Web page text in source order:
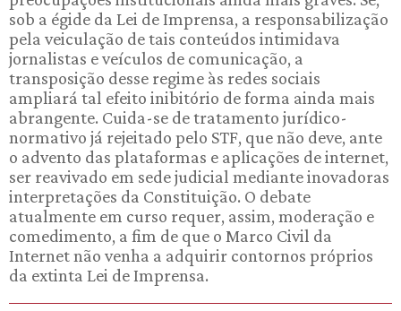
sob a égide da Lei de Imprensa, a responsabilização
pela veiculação de tais conteúdos intimidava
jornalistas e veículos de comunicação, a
transposição desse regime às redes sociais
ampliará tal efeito inibitório de forma ainda mais
abrangente. Cuida-se de tratamento jurídico-
normativo já rejeitado pelo STF, que não deve, ante
o advento das plataformas e aplicações de internet,
ser reavivado em sede judicial mediante inovadoras
interpretações da Constituição. O debate
atualmente em curso requer, assim, moderação e
comedimento, a fim de que o Marco Civil da
Internet não venha a adquirir contornos próprios
da extinta Lei de Imprensa.